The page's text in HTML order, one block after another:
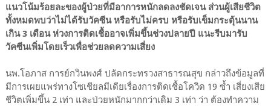
แนวโน้มร้อยละของผู้ป่วยที่มีอาการหนักลดลงชัดเจน ส่วนผู้เสียชีวิต
ทั้งหมดพบว่าไม่ได้รับวัคซีน หรือรับไม่ครบ หรือรับเข็มกระตุ้นนาน
เกิน 3 เดือน ห่วงการติดเชื้ออาจเพิ่มขึ้นช่วงปลายปี แนะรีบมารับ
วัคซีนเพิ่มโดยเร็วเพื่อช่วยลดความเสี่ยง
นพ.โอภาส การย์กวินพงศ์ ปลัดกระทรวงสาธารณสุข กล่าวถึงข้อมูลที่
มีการเผยแพร่ทางโซเชียลมีเดียเรื่องการติดเชื้อโควิด 19 ซ้ำ เสี่ยงเสีย
ชีวิตเพิ่มขึ้น 2 เท่า และป่วยหนักมากกว่าเดิม 3 เท่า ว่า ต้องทำความ